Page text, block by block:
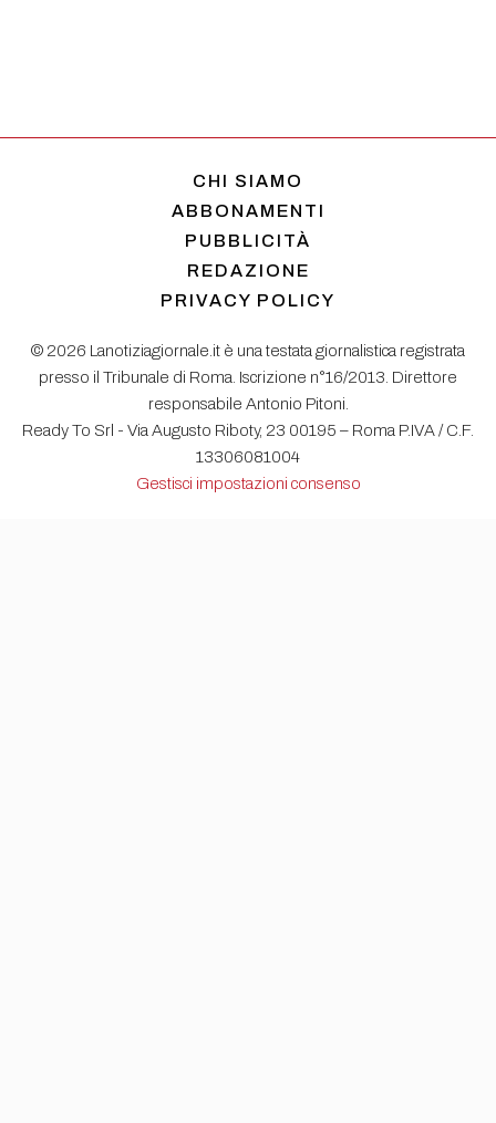
CHI SIAMO
ABBONAMENTI
PUBBLICITÀ
REDAZIONE
PRIVACY POLICY
© 2026 Lanotiziagiornale.it è una testata giornalistica registrata
presso il Tribunale di Roma. Iscrizione n°16/2013. Direttore
responsabile Antonio Pitoni.
Ready To Srl - Via Augusto Riboty, 23 00195 – Roma P.IVA / C.F.
13306081004
Gestisci impostazioni consenso